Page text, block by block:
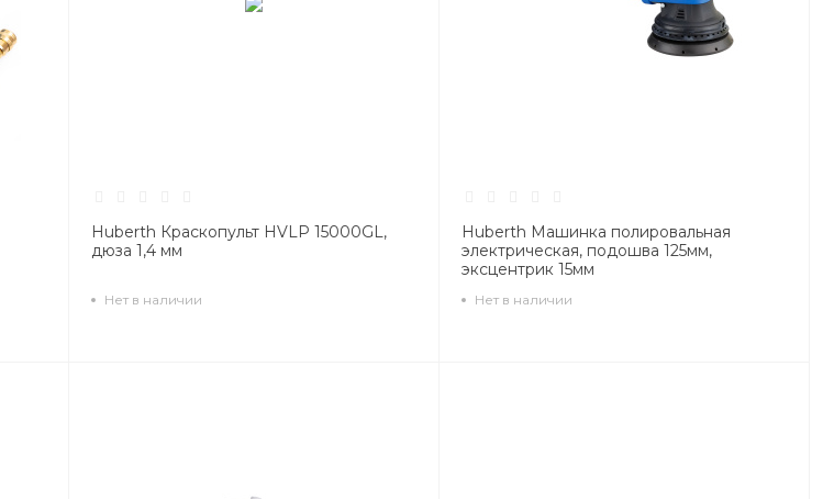
Huberth Краскопульт HVLP 15000GL,
дюза 1,4 мм
Нет в наличии
Huberth Машинка полировальная
электрическая, подошва 125мм,
эксцентрик 15мм
Нет в наличии